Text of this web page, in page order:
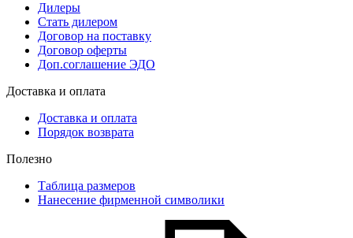
Дилеры
Стать дилером
Договор на поставку
Договор оферты
Доп.соглашение ЭДО
Доставка и оплата
Доставка и оплата
Порядок возврата
Полезно
Таблица размеров
Нанесение фирменной символики